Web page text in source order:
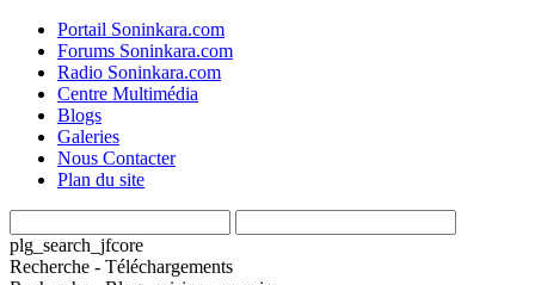
Portail Soninkara.com
Forums Soninkara.com
Radio Soninkara.com
Centre Multimédia
Blogs
Galeries
Nous Contacter
Plan du site
plg_search_jfcore
Recherche - Téléchargements